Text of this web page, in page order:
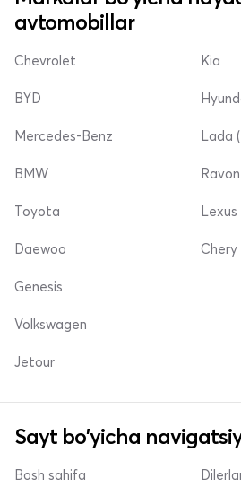
avtomobillar
Chevrolet
BYD
Mercedes-Benz
Kia
Lada
BMW
Toyota
Daewoo
Ravon
Lexus
Chery
Genesis
Volkswagen
Jetour
Sayt bo'yicha
Bosh sahifa